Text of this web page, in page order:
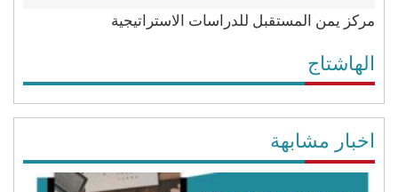
مركز يمن المستقبل للدراسات الاستراتيجية
الهاشتاج
اخبار مشابهة